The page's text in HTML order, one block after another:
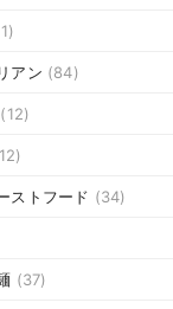
アン (84)
(12)
ストフード (34)
(37)